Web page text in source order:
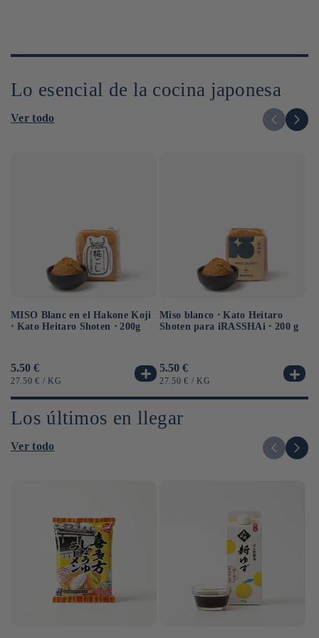
Lo esencial de la cocina japonesa
Ver todo
MISO Blanc en el Hakone Koji
⋅ Kato Heitaro Shoten ⋅ 200g
Precio
habitual
5.50 €
PRECIO
27.50 € / POR
KG
Miso blanco ⋅ Kato Heitaro
Shoten para iRASSHAi ⋅ 200 g
Precio
habitual
5.50 €
PRECIO
27.50 € / POR
KG
Los últimos en llegar
Ver todo